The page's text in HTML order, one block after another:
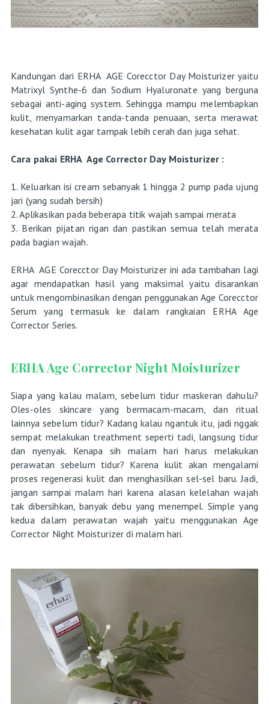
Kandungan dari ERHA AGE Corecctor Day Moisturizer yaitu
Matrixyl Synthe-6 dan Sodium Hyaluronate yang berguna
sebagai anti-aging system. Sehingga mampu melembapkan
kulit, menyamarkan tanda-tanda penuaan, serta merawat
kesehatan kulit agar tampak lebih cerah dan juga sehat.
Cara pakai ERHA Age Corrector Day Moisturizer :
1. Keluarkan isi cream sebanyak 1 hingga 2 pump pada ujung
jari (yang sudah bersih)
2. Aplikasikan pada beberapa titik wajah sampai merata
3. Berikan pijatan rigan dan pastikan semua telah merata
pada bagian wajah.
ERHA AGE Corecctor Day Moisturizer ini ada tambahan lagi
agar mendapatkan hasil yang maksimal yaitu disarankan
untuk mengombinasikan dengan penggunakan Age Corecctor
Serum yang termasuk ke dalam rangkaian ERHA Age
Corrector Series.
ERHA Age Corrector Night Moisturizer
Siapa yang kalau malam, sebelum tidur maskeran dahulu?
Oles-oles skincare yang bermacam-macam, dan ritual
lainnya sebelum tidur? Kadang kalau ngantuk itu, jadi nggak
sempat melakukan treathment seperti tadi, langsung tidur
dan nyenyak. Kenapa sih malam hari harus melakukan
perawatan sebelum tidur? Karena kulit akan mengalami
proses regenerasi kulit dan menghasilkan sel-sel baru. Jadi,
jangan sampai malam hari karena alasan kelelahan wajah
tak dibersihkan, banyak debu yang menempel. Simple yang
kedua dalam perawatan wajah yaitu menggunakan Age
Corrector Night Moisturizer di malam hari.